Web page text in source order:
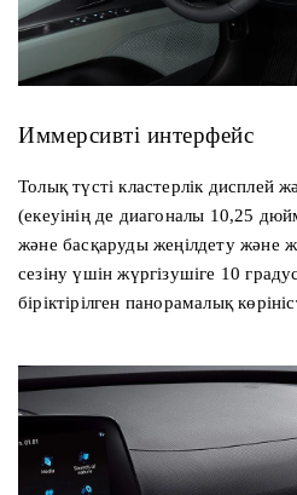
Иммерсивті интерфейс
Толық түсті кластерлік дисплей
(екеуінің де диагоналы 10,25
және басқаруды жеңілдету және
сезіну үшін жүргізушіге 10
біріктірілген панорамалық